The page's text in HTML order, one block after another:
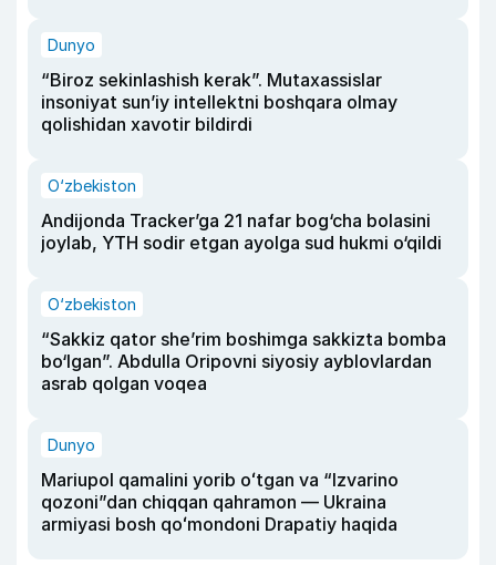
Dunyo
“Biroz sekinlashish kerak”. Mutaxassislar
insoniyat sun’iy intellektni boshqara olmay
qolishidan xavotir bildirdi
O‘zbekiston
Andijonda Tracker’ga 21 nafar bog‘cha bolasini
joylab, YTH sodir etgan ayolga sud hukmi o‘qildi
O‘zbekiston
“Sakkiz qator she’rim boshimga sakkizta bomba
bo‘lgan”. Abdulla Oripovni siyosiy ayblovlardan
asrab qolgan voqea
Dunyo
Mariupol qamalini yorib oʻtgan va “Izvarino
qozoni”dan chiqqan qahramon — Ukraina
armiyasi bosh qoʻmondoni Drapatiy haqida